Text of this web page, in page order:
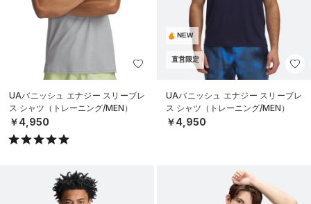
UAバニッシュ エナジー スリーブレ
ス シャツ（トレーニング/MEN）
￥4,950
NEW
直営限定
UAバニッシュ エナジー スリーブレ
ス シャツ（トレーニング/MEN）
￥4,950